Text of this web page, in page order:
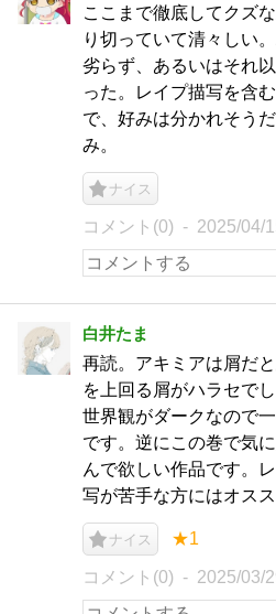
ここまで徹底してクズ
り切っていて清々しい
劣らず、あるいはそれ
った。レイプ描写を含
で、好みは分かれそう
み。
ナイス
コメント(0) 2025/04/
白井たま
再読。アキミアは屑だ
を上回る屑がハラセで
世界観がダークなので
です。逆にこの巻で気
んで欲しい作品です。
写が苦手な方にはオスス
ナイス ★1
コメント(0) 2025/03/